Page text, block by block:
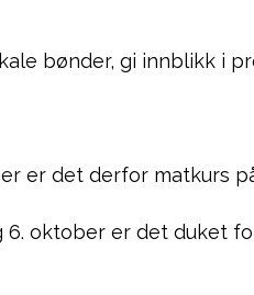
bønder, gi innblikk i
er det derfor matkurs
6. oktober er det duket